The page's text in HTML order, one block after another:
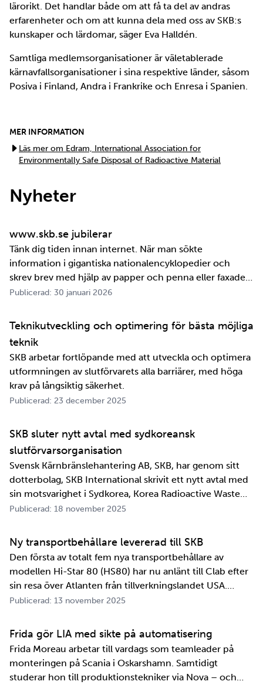
lärorikt. Det handlar både om att få ta del av andras
erfarenheter och om att kunna dela med oss av SKB:s
kunskaper och lärdomar, säger Eva Halldén.
Samtliga medlemsorganisationer är väletablerade
kärnavfallsorganisationer i sina respektive länder, såsom
Posiva i Finland, Andra i Frankrike och Enresa i Spanien.
MER INFORMATION
Läs mer om Edram, International Association for
Environmentally Safe Disposal of Radioactive Material
Nyheter
www.skb.se jubilerar
Tänk dig tiden innan internet. När man sökte
information i gigantiska nationalencyklopedier och
skrev brev med hjälp av papper och penna eller faxade
om ett meddelande skulle fram snabbt. Det är inte
perspektiv i alla fall. För oss på SKB är det …
Publicerad: 30 januari 2026
Teknikutveckling och optimering för bästa möjliga
teknik
SKB arbetar fortlöpande med att utveckla och optimera
utformningen av slutförvarets alla barriärer, med höga
krav på långsiktig säkerhet.
Publicerad: 23 december 2025
SKB sluter nytt avtal med sydkoreansk
slutförvarsorganisation
Svensk Kärnbränslehantering AB, SKB, har genom sitt
dotterbolag, SKB International skrivit ett nytt avtal med
sin motsvarighet i Sydkorea, Korea Radioactive Waste
Agency, KORAD. Avtalet, som är ett så kallat
samarbetet mellan de två organisationerna. …
Publicerad: 18 november 2025
Ny transportbehållare levererad till SKB
Den första av totalt fem nya transportbehållare av
modellen Hi-Star 80 (HS80) har nu anlänt till Clab efter
sin resa över Atlanten från tillverkningslandet USA.
Innan transportbehållaren kan bli en del av SKB:s
tester och utbildningar. Redan 2008 i…
Publicerad: 13 november 2025
Frida gör LIA med sikte på automatisering
Frida Moreau arbetar till vardags som teamleader på
monteringen på Scania i Oskarshamn. Samtidigt
studerar hon till produktionstekniker via Nova – och